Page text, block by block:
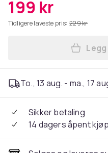
199 kr
Tidligere laveste pris: 229 kr
To., 13 aug. - ma., 17
Sikker betaling
14 dagers åpent kjøp